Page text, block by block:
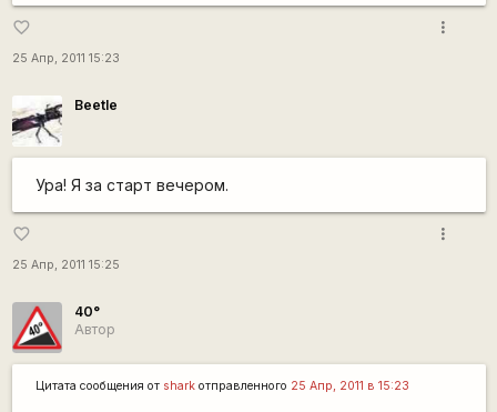
favorite_border
25 Апр, 2011 15:23
more_vert
Beetle
Ура! Я за старт вечером.
favorite_border
25 Апр, 2011 15:25
more_vert
40°
Автор
Цитата сообщения от sharkотправленного 25 Апр, 2011 в 15:23